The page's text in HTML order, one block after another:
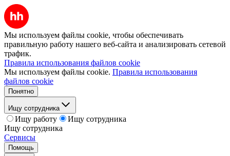
Мы используем файлы cookie, чтобы обеспечивать
правильную работу нашего веб-сайта и анализировать сетевой
трафик.
Правила использования файлов cookie
Мы используем файлы cookie. Правила использования
файлов cookie
Понятно
Ищу сотрудника
Ищу работу
Ищу сотрудника
Ищу сотрудника
Сервисы
Помощь